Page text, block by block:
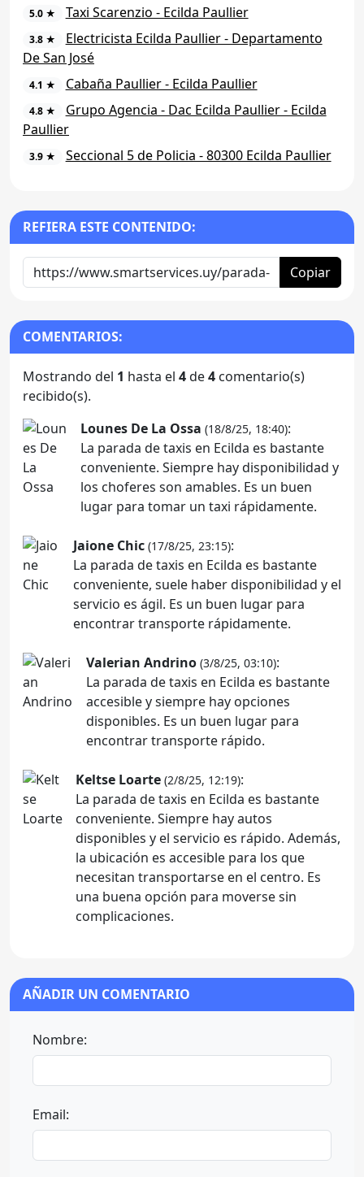
5.0 ★ Taxi Scarenzio - Ecilda Paullier
3.8 ★
Electricista Ecilda Paullier - Departamento
De San José
4.1 ★ Cabaña Paullier - Ecilda Paullier
4.8 ★
Grupo Agencia - Dac Ecilda Paullier - Ecilda
Paullier
3.9 ★ Seccional 5 de Policia - 80300 Ecilda Paullier
REFIERA ESTE CONTENIDO:
Copiar
COMENTARIOS:
Mostrando del 1 hasta el 4de4 comentario(s)
recibido(s).
Lounes De La Ossa (18/8/25, 18:40):
La parada de taxis en Ecilda es bastante
conveniente. Siempre hay disponibilidad y
los choferes son amables. Es un buen
lugar para tomar un taxi rápidamente.
Jaione Chic (17/8/25, 23:15):
La parada de taxis en Ecilda es bastante
conveniente, suele haber disponibilidad y el
servicio es ágil. Es un buen lugar para
encontrar transporte rápidamente.
Valerian Andrino (3/8/25, 03:10):
La parada de taxis en Ecilda es bastante
accesible y siempre hay opciones
disponibles. Es un buen lugar para
encontrar transporte rápido.
Keltse Loarte (2/8/25, 12:19):
La parada de taxis en Ecilda es bastante
conveniente. Siempre hay autos
disponibles y el servicio es rápido. Además,
la ubicación es accesible para los que
necesitan transportarse en el centro. Es
una buena opción para moverse sin
complicaciones.
AÑADIR UN COMENTARIO
Nombre:
Email: